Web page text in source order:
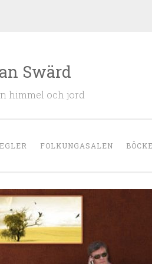
Swärd
himmel och jord
FOLKUNGASALEN